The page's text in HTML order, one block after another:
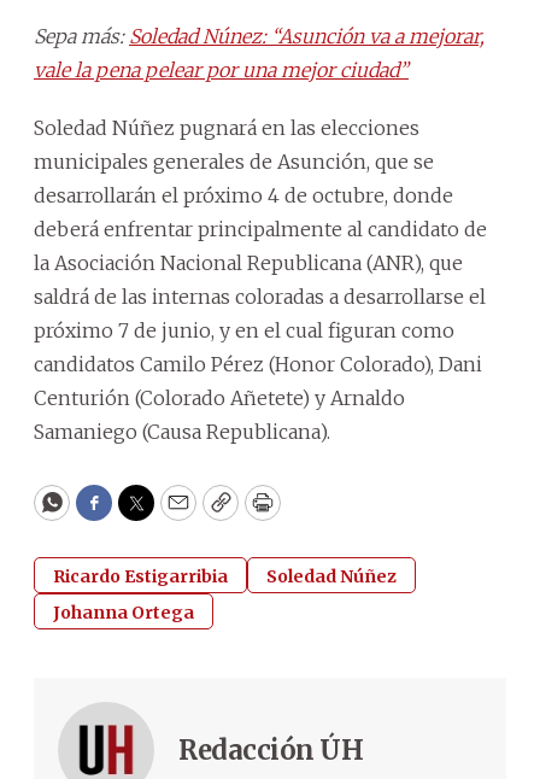
Sepa más: Soledad Núnez: “Asunción va a mejorar,
vale la pena pelear por una mejor ciudad”
Soledad Núñez pugnará en las elecciones
municipales generales de Asunción, que se
desarrollarán el próximo 4 de octubre, donde
deberá enfrentar principalmente al candidato de
la Asociación Nacional Republicana (ANR), que
saldrá de las internas coloradas a desarrollarse el
próximo 7 de junio, y en el cual figuran como
candidatos Camilo Pérez (Honor Colorado), Dani
Centurión (Colorado Añetete) y Arnaldo
Samaniego (Causa Republicana).
WhatsApp
Facebook
Twitter
EmailCopyPrint
Ricardo Estigarribia
Soledad Núñez
Johanna Ortega
Redacción ÚH